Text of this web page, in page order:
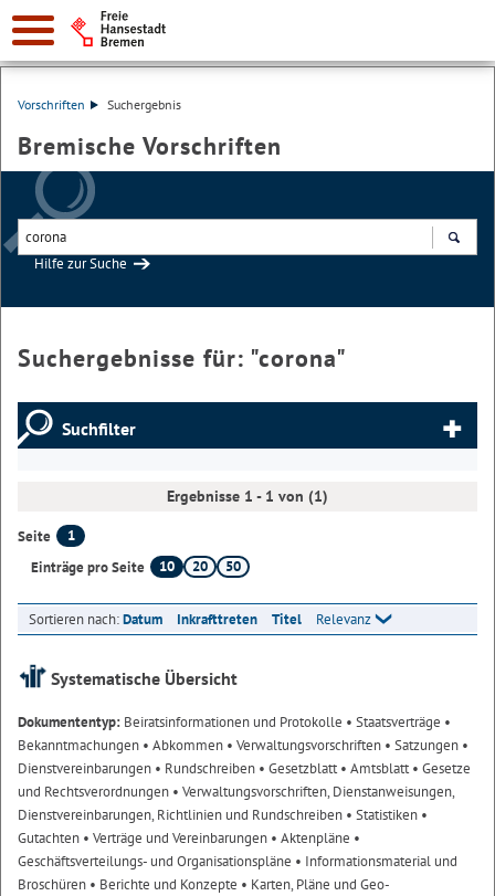
Vorschriften Suchergebnis
Bremische Vorschriften
Hilfe zur Suche
Suchergebnisse für: "corona"
Suchfilter
Ergebnisse 1 - 1 von (1)
Seite
1
Einträge pro Seite
10 20 50
Sortieren nach:Datum Inkrafttreten Titel Relevanz
Systematische Übersicht
Dokumententyp: Beiratsinformationen und Protokolle • Staatsverträge •
Bekanntmachungen • Abkommen • Verwaltungsvorschriften • Satzungen •
Dienstvereinbarungen • Rundschreiben • Gesetzblatt• Amtsblatt• Gesetze
und Rechtsverordnungen • Verwaltungsvorschriften, Dienstanweisungen,
Dienstvereinbarungen, Richtlinien und Rundschreiben • Statistiken •
Gutachten • Verträge und Vereinbarungen • Aktenpläne •
Geschäftsverteilungs- und Organisationspläne • Informationsmaterial und
Broschüren • Berichte und Konzepte • Karten, Pläne und Geo-